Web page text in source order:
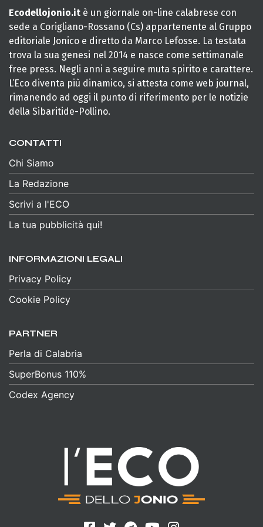
Ecodellojonio.it è un giornale on-line calabrese con
sede a Corigliano-Rossano (Cs) appartenente al Gruppo
editoriale Jonico e diretto da Marco Lefosse. La testata
trova la sua genesi nel 2014 e nasce come settimanale
free press. Negli anni a seguire muta spirito e carattere.
L’Eco diventa più dinamico, si attesta come web journal,
rimanendo ad oggi il punto di riferimento per le notizie
della Sibaritide-Pollino.
CONTATTI
Chi Siamo
La Redazione
Scrivi a l'ECO
La tua pubblicità qui!
INFORMAZIONI LEGALI
Privacy Policy
Cookie Policy
PARTNER
Perla di Calabria
SuperBonus 110%
Codex Agency